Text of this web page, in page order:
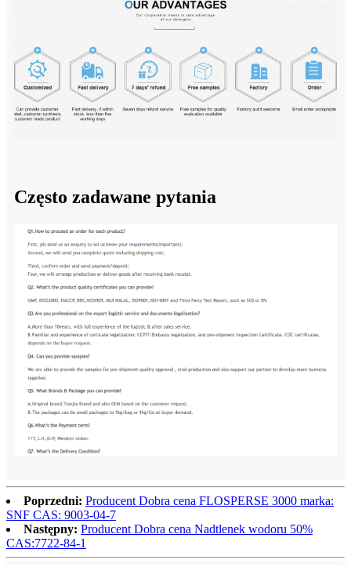
Często zadawane pytania
Poprzedni: Producent Dobra cena FLOSPERSE 3000 marka:
SNF CAS: 9003-04-7
Następny: Producent Dobra cena Nadtlenek wodoru 50%
CAS:7722-84-1